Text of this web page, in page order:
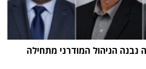
נבנה הניהול המודרני מתחילה